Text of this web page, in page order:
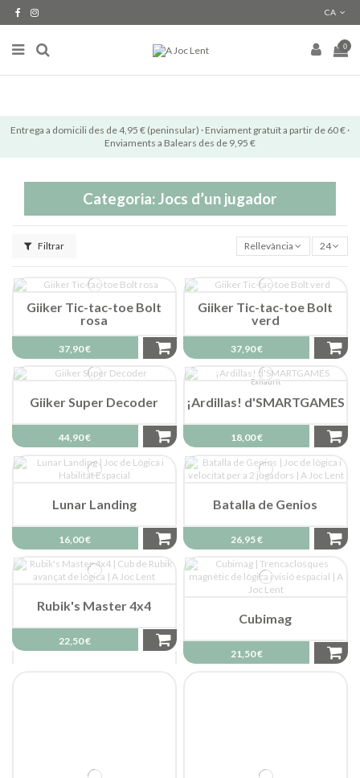
CA
0
Entrega a domicili des de 4,95 € (peninsular) · Enviament gratuït a partir de 60 € ·
Enviaments a Balears des de 9,95 €
Categoria: Jocs d’un jugador
Filtrar Rellevància 24
Giiker Tic-tac-toe Bolt
rosa
37,90 €
Giiker Tic-tac-toe Bolt
verd
37,90 €
Giiker Super Decoder
44,90 €
Exhaurit
¡Ardillas! d'SMARTGAMES
18,00 €
Lunar Landing
16,00 €
Batalla de Genios
26,95 €
Rubik's Master 4x4
22,50 €
Cubimag
21,50 €